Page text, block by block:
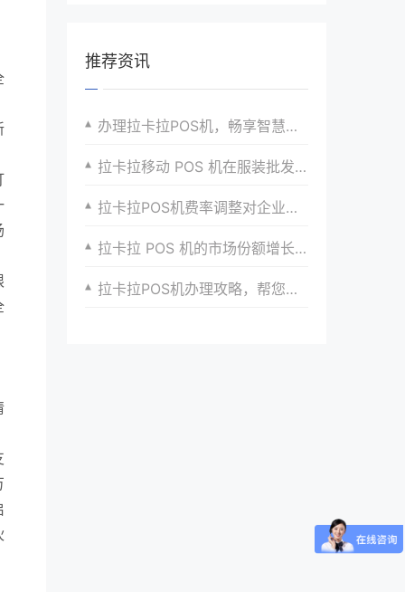
推荐资讯
办理拉卡拉POS机，畅享智慧零售时代的发展机遇
拉卡拉移动 POS 机在服装批发市场的便捷收款方式
拉卡拉POS机费率调整对企业经营的影响及对策
拉卡拉 POS 机的市场份额增长与用户需求满足
拉卡拉POS机办理攻略，帮您选择最适合的方案